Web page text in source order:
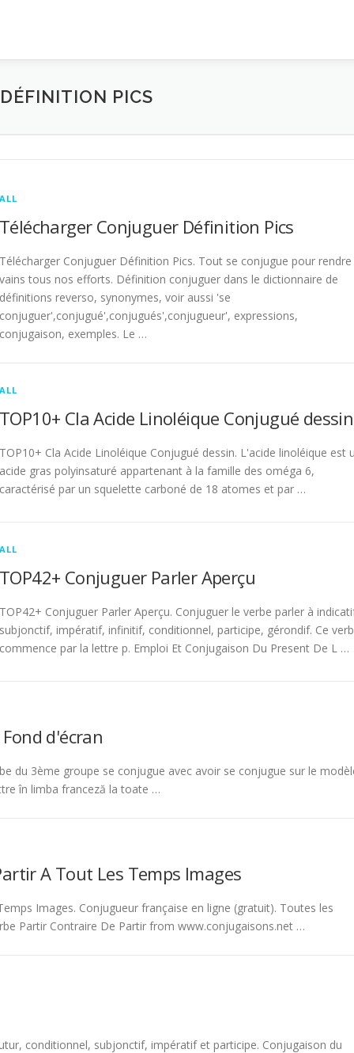
PICS
ALL
Télécharger Conjuguer Définition Pics
Télécharger Conjuguer Définition Pics. Tout se conjugue pour rendre
vains tous nos efforts. Définition conjuguer dans le dictionnaire de
définitions reverso, synonymes, voir aussi 'se
conjuguer',conjugué',conjugués',conjugueur', expressions,
conjugaison, exemples. Le …
ALL
TOP10+ Cla Acide Linoléique Conjugué dessin
TOP10+ Cla Acide Linoléique Conjugué dessin. L'acide linoléique est
acide gras polyinsaturé appartenant à la famille des oméga 6,
caractérisé par un squelette carboné de 18 atomes et par …
ALL
TOP42+ Conjuguer Parler Aperçu
TOP42+ Conjuguer Parler Aperçu. Conjuguer le verbe parler à
subjonctif, impératif, infinitif, conditionnel, participe, gérondif. Ce
commence par la lettre p. Emploi Et Conjugaison Du Present De L …
d'écran
du 3ème groupe se conjugue avec avoir se conjugue sur le
în limba franceză la toate …
A Tout Les Temps Images
Images. Conjugueur française en ligne (gratuit). Toutes les
Partir Contraire De Partir from www.conjugaisons.net …
conditionnel, subjonctif, impératif et participe. Conjugaison du